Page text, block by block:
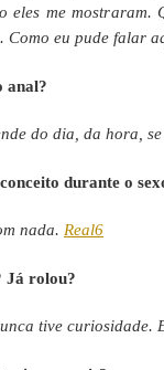
eles me mostraram.
Como eu pude falar
anal?
do dia, da hora,
durante o
nada. Real6
Já rolou?
tive curiosidade.